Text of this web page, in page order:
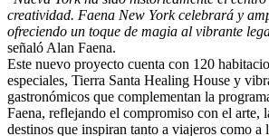
creatividad. Faena New York celebrará y
ofreciendo un toque de magia al vibrante
señaló Alan Faena.
Este nuevo proyecto cuenta con 120
especiales, Tierra Santa Healing House y
gastronómicos que complementan la
Faena, reflejando el compromiso con el arte,
destinos que inspiran tanto a viajeros como a